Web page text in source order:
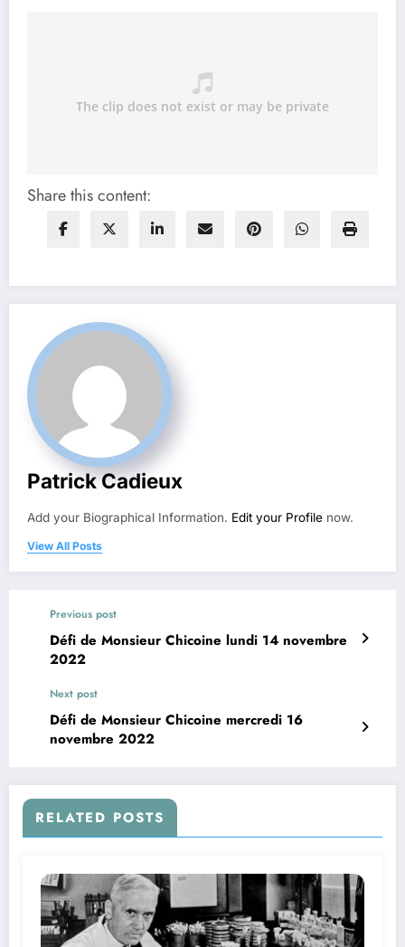
Share this content:
Patrick Cadieux
Add your Biographical Information. Edit your Profile now.
View All Posts
Previous post
Défi de Monsieur Chicoine lundi 14 novembre
2022
Next post
Défi de Monsieur Chicoine mercredi 16
novembre 2022
RELATED POSTS